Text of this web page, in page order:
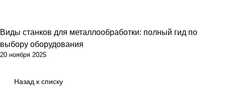
Советы
Виды станков для металлообработки: полный гид по
выбору оборудования
20 ноября 2025
Назад к списку